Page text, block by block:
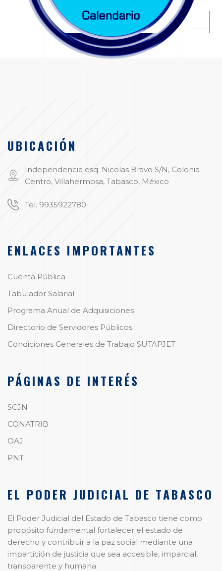
UBICACIÓN
Independencia esq. Nicolas Bravo S/N, Colonia
Centro, Villahermosa, Tabasco, México
Tel. 9935922780
ENLACES IMPORTANTES
Cuenta Pública
Tabulador Salarial
Programa Anual de Adquisiciones
Directorio de Servidores Públicos
Condiciones Generales de Trabajo SUTAPJET
PÁGINAS DE INTERÉS
SCJN
CONATRIB
OAJ
PNT
EL PODER JUDICIAL DE TABASCO
El Poder Judicial del Estado de Tabasco tiene como
propósito fundamental fortalecer el estado de
derecho y contribuir a la paz social mediante una
impartición de justicia que sea accesible, imparcial,
transparente y humana.